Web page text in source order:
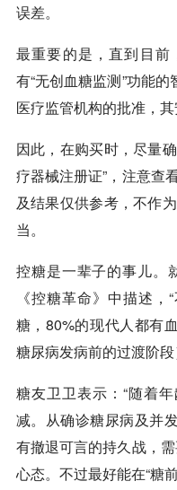
误差。
最重要的是，直到目
有“无创血糖监测”功能
医疗监管机构的批准，
因此，在购买时，尽量
疗器械注册证”，注意查
及结果仅供参考，不作
当。
控糖是一辈子的事儿。
《控糖革命》中描述
糖，80%的现代人都有
糖尿病发病前的过渡阶段
糖友卫卫表示：“随着
减。从确诊糖尿病及并
有撤退可言的持久战，
心态。不过最好能在“糖